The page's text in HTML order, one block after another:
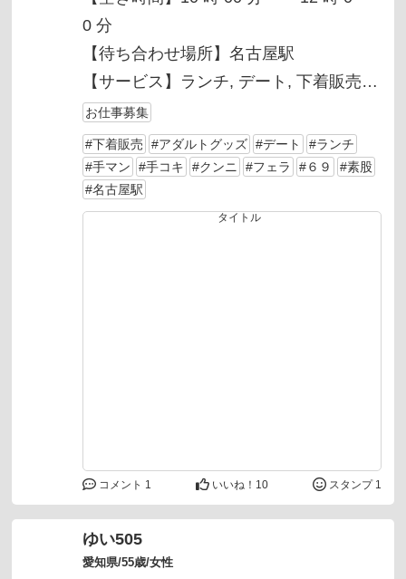
0 分
【待ち合わせ場所】名古屋駅
【サービス】 ランチ デート
下着販売
アダルトグッズ
手マン ６９ 素股
【料金】60分 10,000 円
お仕事募集
#下着販売 #アダルトグッズ #デート
#ランチ
#手マン
#手コキ #クンニ #フェラ #６９
#素股
#名古屋駅
コメント 1 いいね！ 10 スタンプ 1
ゆい505
愛知県/55歳/女性